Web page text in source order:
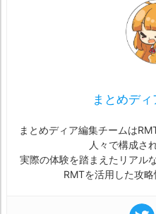
まとめデ
まとめディア編集チームは
人々で構成さ
実際の体験を踏まえたリアル
RMTを活用した攻